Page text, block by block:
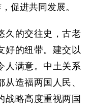
促进共同发展。
的交往史，古老
好的纽带。建交以
人满意。中土关系
造福两国人民、
战略高度重视两国